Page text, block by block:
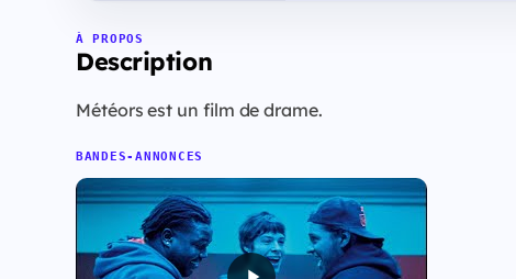
À PROPOS
Description
Météors est un film de drame.
BANDES-ANNONCES